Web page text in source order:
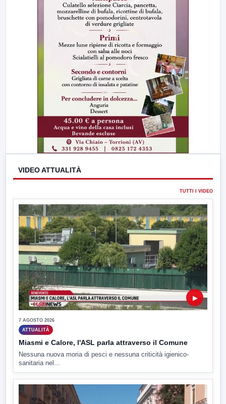
VIDEO ATTUALITÀ
TUTTI I VIDEO
▶
7 AGOSTO 2026
ATTUALITÀ
Miasmi e Calore, l'ASL parla attraverso il Comune
Nessuna nuova moria di pesci e nessuna criticità igienico-
sanitaria nel...